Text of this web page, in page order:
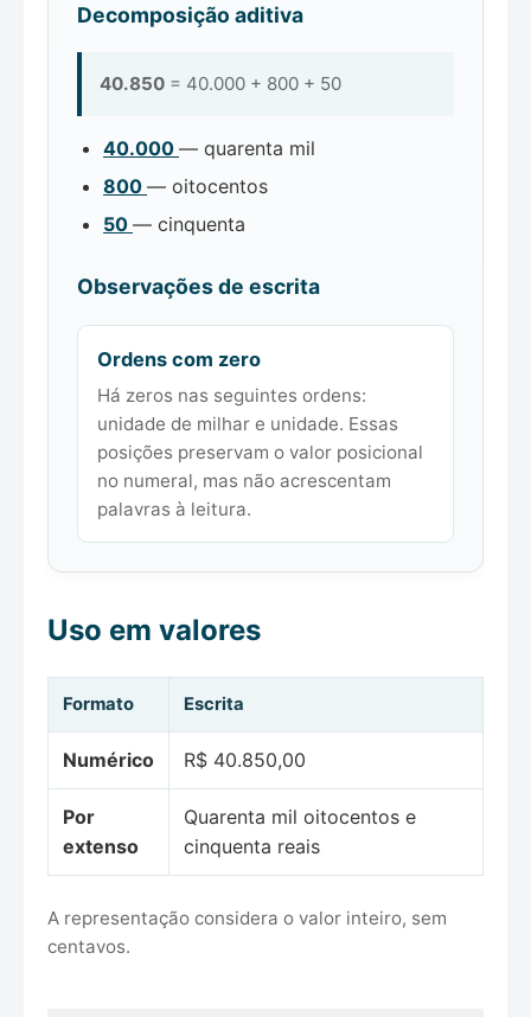
Decomposição aditiva
40.850 = 40.000 + 800 + 50
40.000 — quarenta mil
800 — oitocentos
50 — cinquenta
Observações de escrita
Ordens com zero
Há zeros nas seguintes ordens:
unidade de milhar e unidade. Essas
posições preservam o valor posicional
no numeral, mas não acrescentam
palavras à leitura.
Uso em valores
Formato Escrita
Numérico R$ 40.850,00
Por
extenso
Quarenta mil oitocentos e
cinquenta reais
A representação considera o valor inteiro, sem
centavos.